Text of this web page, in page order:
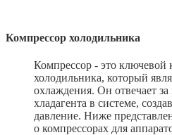
Компрессор холодильника
Компрессор - это ключевой
холодильника, который
охлаждения. Он отвечает
хладагента в системе,
давление. Ниже
о компрессорах для